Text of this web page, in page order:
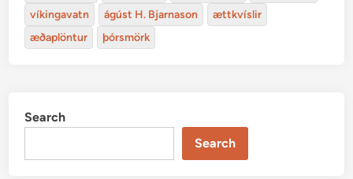
víkingavatn
ágúst H. Bjarnason
ættkvíslir
æðaplöntur
þórsmörk
Search
Search